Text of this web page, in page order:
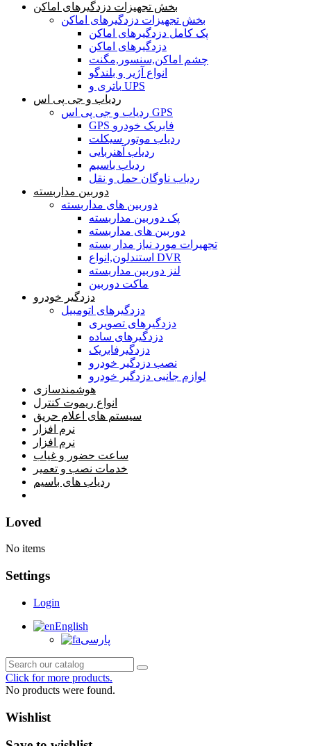
بخش تجهیزات دزدگیرهای اماکن
بخش تجهیزات دزدگیرهای اماکن
پک کامل دزدگیرهای اماکن
دزدگیرهای اماکن
چشم اماکن,سنسور,مگنت
انواع آژیر و بلندگو
باتری و UPS
ردیاب و جی پی اس
ردیاب و جی پی اس GPS
GPS فابریک خودرو
ردیاب موتور سیکلت
ردیاب آهنربایی
ردیاب باسیم
ردیاب ناوگان حمل و نقل
دوربین مداربسته
دوربین های مداربسته
پک دوربین مداربسته
دوربین های مداربسته
تجهیرات مورد نیاز مدار بسته
استندلون,انواع DVR
لنز دوربین مداربسته
ماکت دوربین
دزدگیر خودرو
دزدگیرهای اتومبیل
دزدگیرهای تصویری
دزدگیرهای ساده
دزدگیرفابریک
نصب دزدگیر خودرو
لوازم جانبی دزدگیر خودرو
هوشمندسازی
انواع ریموت کنترل
سیستم های اعلام حریق
نرم افزار
نرم افزار
ساعت حضور و غیاب
خدمات نصب و تعمیر
ردیاب های باسیم
Loved
No items
Settings
Login
English
پارسی
Click for more products.
No products were found.
Wishlist